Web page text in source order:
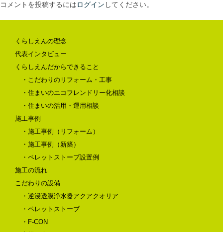
コメントを投稿するにはログイン してください。
くらしえんの理念
代表インタビュー
くらしえんだからできること
・こだわりのリフォーム・工事
・住まいのエコフレンドリー化相談
・住まいの活用・運用相談
施工事例
・施工事例（リフォーム）
・施工事例（新築）
・ペレットストーブ設置例
施工の流れ
こだわりの設備
・逆浸透膜浄水器アクアクオリア
・ペレットストーブ
・F-CON